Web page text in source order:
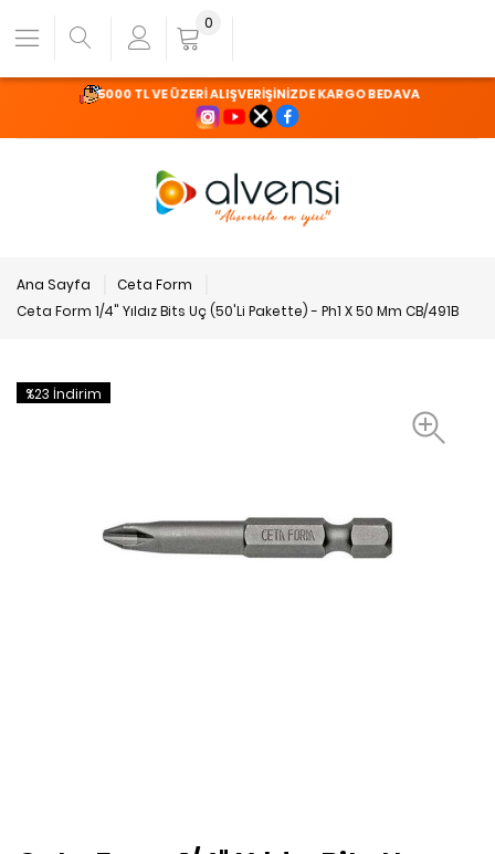
5000 TL VE ÜZERİ ALIŞVERİŞİNİZDE KARGO BEDAVA
0
Ana Sayfa
Ceta Form
Ceta Form 1/4" Yıldız Bits Uç (50'Li Pakette) - Ph1 X 50 Mm CB/491B
%23 İndirim